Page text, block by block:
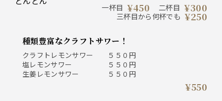
・酒場で人気の抹茶ハイ
・バイスサワー
一杯目 ¥450 二杯目 ¥300
三杯目から何杯でも ¥250
種類豊富なクラフトサワー！
クラフトレモンサワー ５５０円
塩レモンサワー ５５０円
生姜レモンサワー ５５０円
¥550